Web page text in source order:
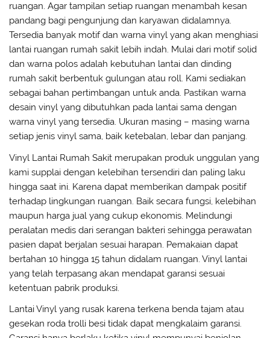
ruangan. Agar tampilan setiap ruangan menambah kesan
pandang bagi pengunjung dan karyawan didalamnya.
Tersedia banyak motif dan warna vinyl yang akan menghiasi
lantai ruangan rumah sakit lebih indah. Mulai dari motif solid
dan warna polos adalah kebutuhan lantai dan dinding
rumah sakit berbentuk gulungan atau roll. Kami sediakan
sebagai bahan pertimbangan untuk anda. Pastikan warna
desain vinyl yang dibutuhkan pada lantai sama dengan
warna vinyl yang tersedia. Ukuran masing – masing warna
setiap jenis vinyl sama, baik ketebalan, lebar dan panjang.
Vinyl Lantai Rumah Sakit merupakan produk unggulan yang
kami supplai dengan kelebihan tersendiri dan paling laku
hingga saat ini. Karena dapat memberikan dampak positif
terhadap lingkungan ruangan. Baik secara fungsi, kelebihan
maupun harga jual yang cukup ekonomis. Melindungi
peralatan medis dari serangan bakteri sehingga perawatan
pasien dapat berjalan sesuai harapan. Pemakaian dapat
bertahan 10 hingga 15 tahun didalam ruangan. Vinyl lantai
yang telah terpasang akan mendapat garansi sesuai
ketentuan pabrik produksi.
Lantai Vinyl yang rusak karena terkena benda tajam atau
gesekan roda trolli besi tidak dapat mengkalaim garansi.